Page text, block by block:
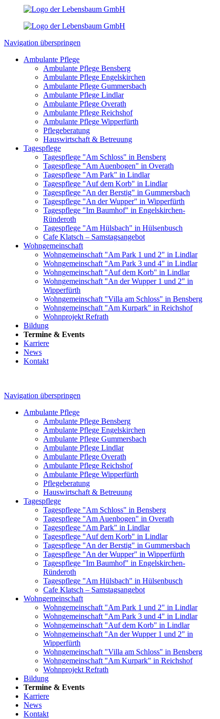
Navigation überspringen
Ambulante Pflege
Ambulante Pflege Bensberg
Ambulante Pflege Engelskirchen
Ambulante Pflege Gummersbach
Ambulante Pflege Lindlar
Ambulante Pflege Overath
Ambulante Pflege Reichshof
Ambulante Pflege Wipperfürth
Pflegeberatung
Hauswirtschaft & Betreuung
Tagespflege
Tagespflege "Am Schloss" in Bensberg
Tagespflege "Am Auenbogen" in Overath
Tagespflege "Am Park" in Lindlar
Tagespflege "Auf dem Korb" in Lindlar
Tagespflege "An der Berstig" in Gummersbach
Tagespflege "An der Wupper" in Wipperfürth
Tagespflege "Im Baumhof" in Engelskirchen-
Ründeroth
Tagespflege "Am Hülsbach" in Hülsenbusch
Cafe Klatsch – Samstagsangebot
Wohngemeinschaft
Wohngemeinschaft "Am Park 1 und 2" in Lindlar
Wohngemeinschaft "Am Park 3 und 4" in Lindlar
Wohngemeinschaft "Auf dem Korb" in Lindlar
Wohngemeinschaft "An der Wupper 1 und 2" in
Wipperfürth
Wohngemeinschaft "Villa am Schloss" in Bensberg
Wohngemeinschaft "Am Kurpark" in Reichshof
Wohnprojekt Refrath
Bildung
Termine & Events
Karriere
News
Kontakt
Navigation überspringen
Ambulante Pflege
Ambulante Pflege Bensberg
Ambulante Pflege Engelskirchen
Ambulante Pflege Gummersbach
Ambulante Pflege Lindlar
Ambulante Pflege Overath
Ambulante Pflege Reichshof
Ambulante Pflege Wipperfürth
Pflegeberatung
Hauswirtschaft & Betreuung
Tagespflege
Tagespflege "Am Schloss" in Bensberg
Tagespflege "Am Auenbogen" in Overath
Tagespflege "Am Park" in Lindlar
Tagespflege "Auf dem Korb" in Lindlar
Tagespflege "An der Berstig" in Gummersbach
Tagespflege "An der Wupper" in Wipperfürth
Tagespflege "Im Baumhof" in Engelskirchen-
Ründeroth
Tagespflege "Am Hülsbach" in Hülsenbusch
Cafe Klatsch – Samstagsangebot
Wohngemeinschaft
Wohngemeinschaft "Am Park 1 und 2" in Lindlar
Wohngemeinschaft "Am Park 3 und 4" in Lindlar
Wohngemeinschaft "Auf dem Korb" in Lindlar
Wohngemeinschaft "An der Wupper 1 und 2" in
Wipperfürth
Wohngemeinschaft "Villa am Schloss" in Bensberg
Wohngemeinschaft "Am Kurpark" in Reichshof
Wohnprojekt Refrath
Bildung
Termine & Events
Karriere
News
Kontakt